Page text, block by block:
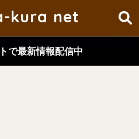
kura net
で最新情報配信中